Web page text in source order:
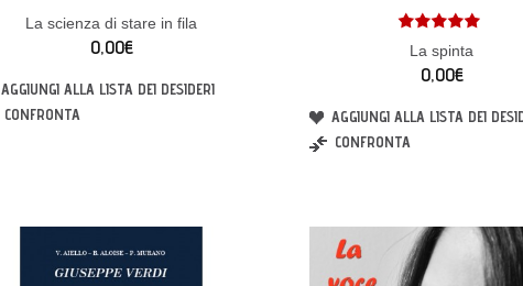
La scienza di stare in fila
0,00€
AGGIUNGI ALLA LISTA DEI DESIDERI
CONFRONTA
La spinta
0,00€
AGGIUNGI ALLA LISTA DEI
CONFRONTA